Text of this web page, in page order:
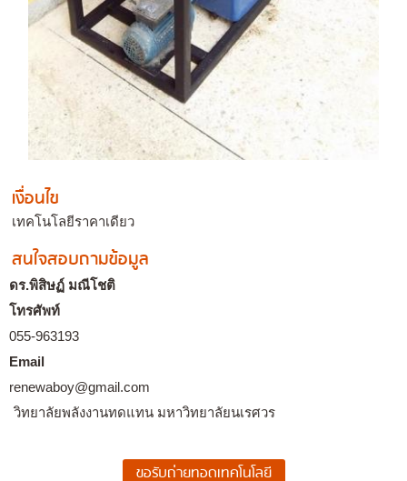
เงื่อนไข
เทคโนโลยีราคาเดียว
สนใจสอบถามข้อมูล
ดร.พิสิษฏ์ มณีโชติ
โทรศัพท์
055-963193
Email
renewaboy@gmail.com
วิทยาลัยพลังงานทดแทน มหาวิทยาลัยนเรศวร